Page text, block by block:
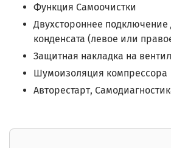
Функция Самоочистки
Двухстороннее подключение
конденсата (левое или
Защитная накладка на
Шумоизоляция компрессора
Авторестарт,